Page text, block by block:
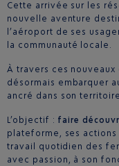
Cette arrivée sur les
nouvelle aventure
l’aéroport de ses
la communauté locale.
À travers ces
désormais embarquer
ancré dans son
L’objectif : faire
plateforme, ses
travail quotidien des
avec passion, à son